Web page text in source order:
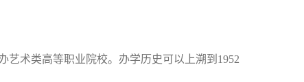
艺术类高等职业院校。办学历史可以上溯到 1952